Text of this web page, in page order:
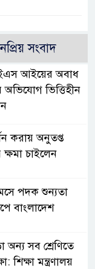
সংবাদ
আইয়ের অবাধ
ভিত্তিহীন
করায় অনুতপ্ত
চাইলেন
পদক শুন্যতা
বাংলাদেশ
অন্য সব শ্রেণিতে
শিক্ষা মন্ত্রণালয়